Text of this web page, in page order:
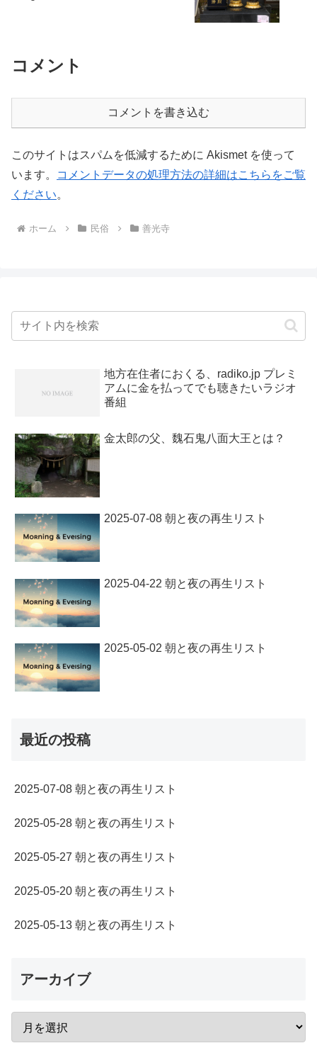
コメント
コメントを書き込む
このサイトはスパムを低減するために Akismet を使って
います。
コメントデータの処理方法の詳細はこちらをご覧
ください。
ホーム 民俗 善光寺
地方在住者におくる、radiko.jp プレミ
アムに金を払ってでも聴きたいラジオ
番組
金太郎の父、魏石鬼八面大王とは？
2025-07-08 朝と夜の再生リスト
2025-04-22 朝と夜の再生リスト
2025-05-02 朝と夜の再生リスト
最近の投稿
2025-07-08 朝と夜の再生リスト
2025-05-28 朝と夜の再生リスト
2025-05-27 朝と夜の再生リスト
2025-05-20 朝と夜の再生リスト
2025-05-13 朝と夜の再生リスト
アーカイブ